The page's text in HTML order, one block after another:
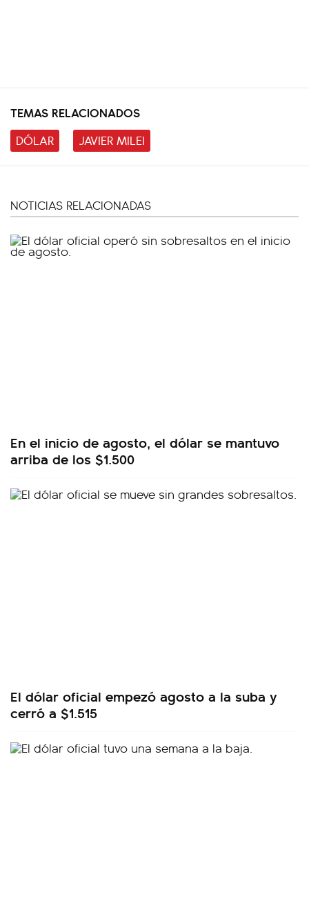
TEMAS RELACIONADOS
DÓLAR
JAVIER MILEI
NOTICIAS RELACIONADAS
En el inicio de agosto, el dólar se mantuvo
arriba de los $1.500
El dólar oficial empezó agosto a la suba y
cerró a $1.515